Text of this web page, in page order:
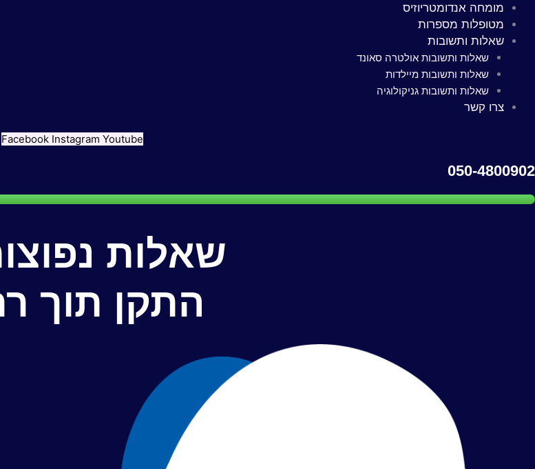
מומחה אנדומטריוזיס
מטופלות מספרות
שאלות ותשובות
שאלות ותשובות אולטרה סאונד
שאלות ותשובות מיילדות
שאלות ותשובות גניקולוגיה
צרו קשר
Facebook Instagram Youtube
050-4800902
שאלות
התקן תוך